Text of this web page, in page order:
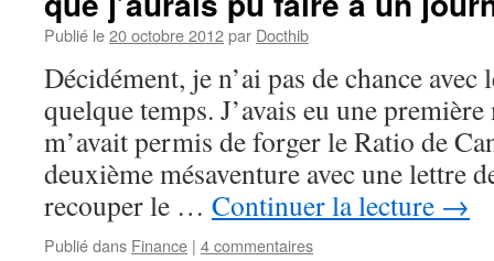
Publié le20 octobre 2012par Docthib
Décidément, je n’ai pas de chance
quelque temps. J’avais eu une
m’avait permis de forger le Ratio de
deuxième mésaventure avec une lettre
recouper le … Continuer la lecture →
Publié dans Finance | 4 commentaires